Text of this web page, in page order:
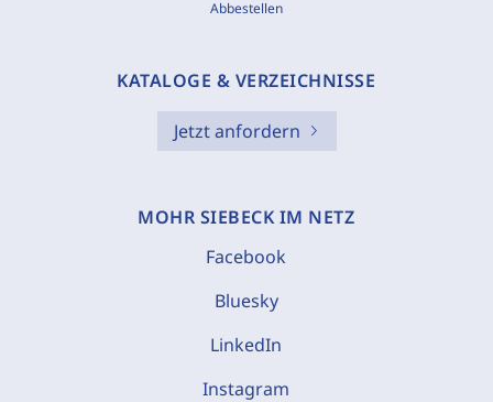
Abbestellen
KATALOGE & VERZEICHNISSE
Jetzt anfordern
MOHR SIEBECK IM NETZ
Facebook
Bluesky
LinkedIn
Instagram